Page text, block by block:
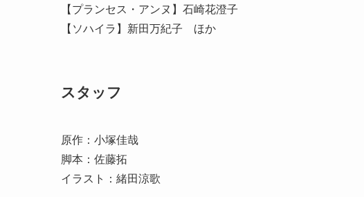
【プランセス・アンヌ】石崎花澄子
【ソハイラ】新田万紀子 ほか
スタッフ
原作：小塚佳哉
脚本：佐藤拓
イラスト：緒田涼歌